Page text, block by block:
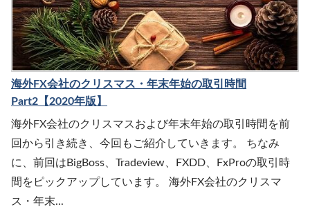
海外FX会社のクリスマス・年末年始の取引時間
Part2【2020年版】
海外FX会社のクリスマスおよび年末年始の取引時間を前
回から引き続き、今回もご紹介していきます。 ちなみ
に、前回はBigBoss、Tradeview、FXDD、FxProの取引時
間をピックアップしています。 海外FX会社のクリスマ
ス・年末...